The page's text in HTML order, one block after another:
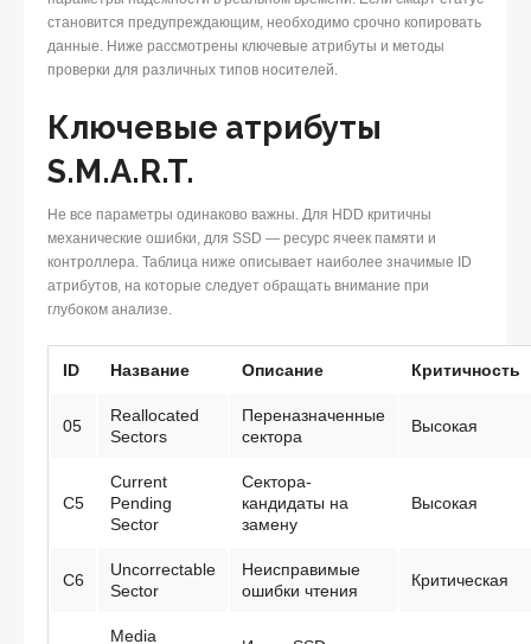
становится предупреждающим, необходимо срочно копировать
данные. Ниже рассмотрены ключевые атрибуты и методы
проверки для различных типов носителей.
Ключевые атрибуты
S.M.A.R.T.
Не все параметры одинаково важны. Для HDD критичны
механические ошибки, для SSD — ресурс ячеек памяти и
контроллера. Таблица ниже описывает наиболее значимые ID
атрибутов, на которые следует обращать внимание при
глубоком анализе.
ID Название Описание Критичность
05
Reallocated
Sectors
Переназначенные
сектора
Высокая
C5
Current
Pending
Sector
Сектора-
кандидаты на
замену
Высокая
C6
Uncorrectable
Sector
Неисправимые
ошибки чтения
Критическая
Media